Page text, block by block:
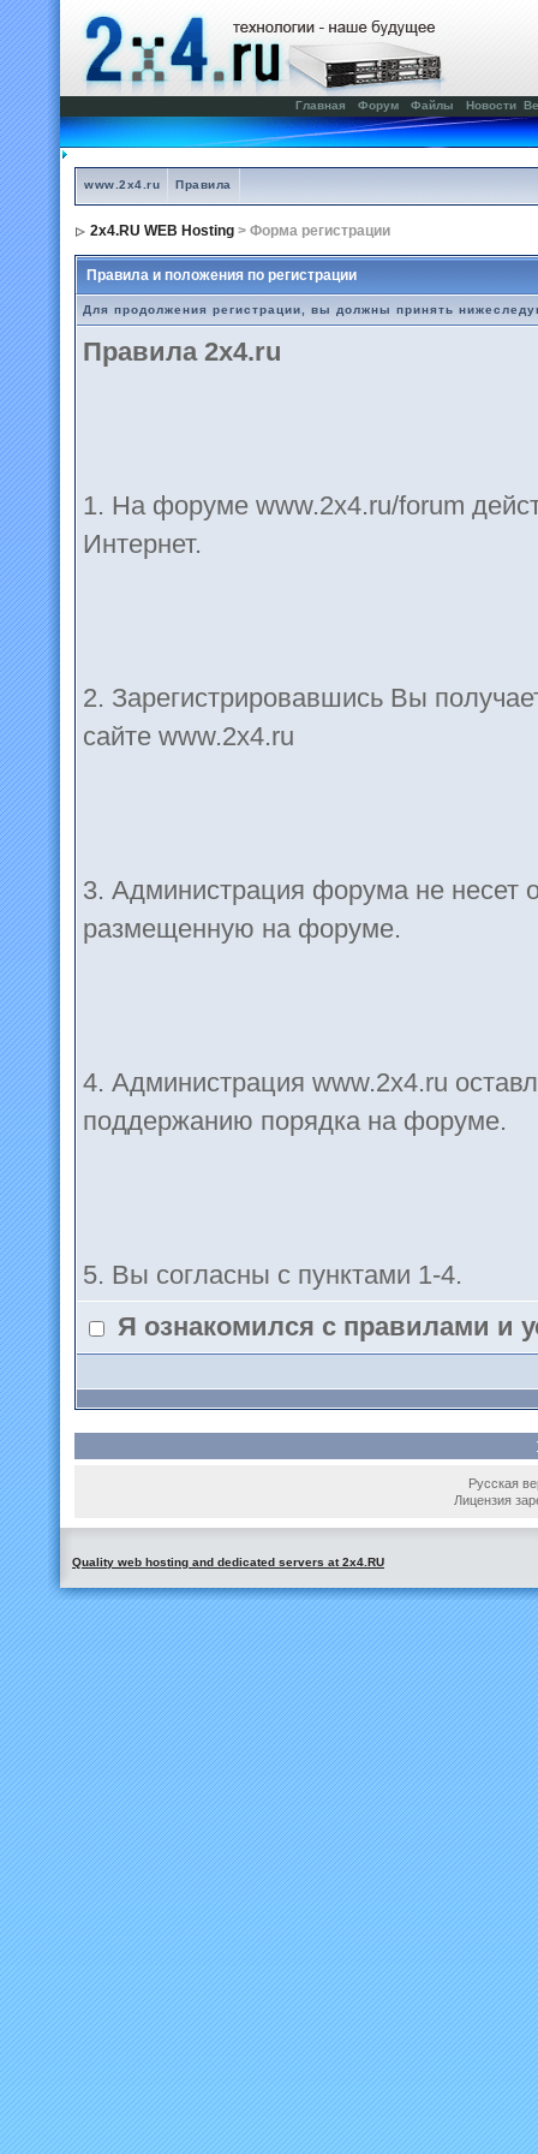
Главная Форум Файлы Новости
www.2x4.ru Правила
2x4.RU WEB Hosting > Форма регистрации
Правила и положения по регистрации
Для продолжения регистрации, вы должны принять
Правила 2x4.ru
1. На форуме www.2х4.ru/forum
Интернет.
2. Зарегистрировавшись Вы
сайте www.2x4.ru
3. Администрация форума не несет
размещенную на форуме.
4. Администрация www.2x4.ru
поддержанию порядка на форуме.
5. Вы согласны с пунктами 1-4.
Я ознакомился с правилами и
Русская
Лицензия
Quality web hosting and dedicated servers at 2x4.RU